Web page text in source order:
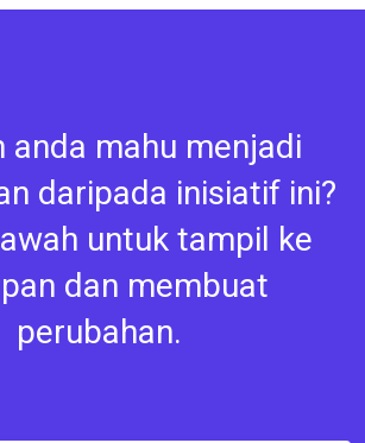
anda mahu menjadi
daripada inisiatif ini?
untuk tampil ke
dan membuat
perubahan.